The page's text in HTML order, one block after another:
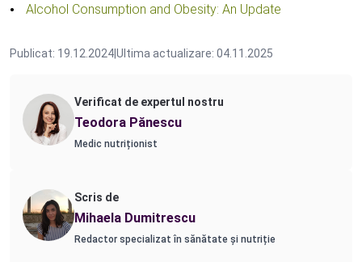
Alcohol Consumption and Obesity: An Update
Publicat: 19.12.2024Ultima actualizare: 04.11.2025
Verificat de expertul nostru
Teodora Pănescu
Medic nutriționist
Scris de
Mihaela Dumitrescu
Redactor specializat în sănătate și nutriție